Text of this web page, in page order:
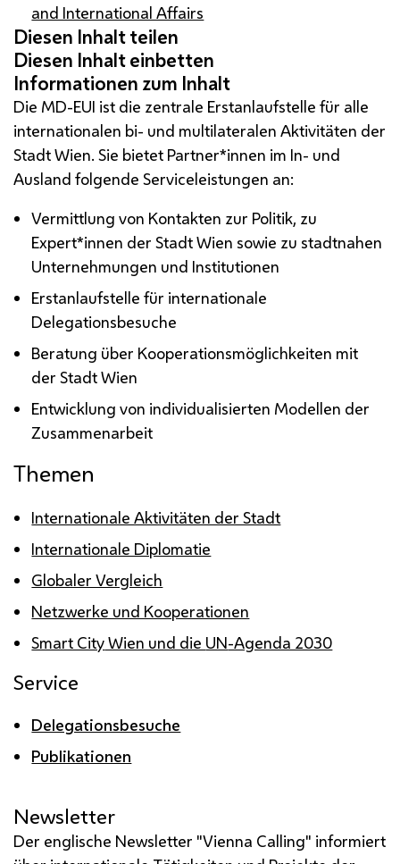
and International Affairs
Die MD-EUI ist die zentrale Erstanlaufstelle für alle
internationalen bi- und multilateralen Aktivitäten der
Stadt Wien. Sie bietet Partner*innen im In- und
Ausland folgende Serviceleistungen an:
Vermittlung von Kontakten zur Politik, zu
Expert*innen der Stadt Wien sowie zu stadtnahen
Unternehmungen und Institutionen
Erstanlaufstelle für internationale
Delegationsbesuche
Beratung über Kooperationsmöglichkeiten mit
der Stadt Wien
Entwicklung von individualisierten Modellen der
Zusammenarbeit
Themen
Internationale Aktivitäten der Stadt
Internationale Diplomatie
Globaler Vergleich
Netzwerke und Kooperationen
Smart CityWien und die UN-Agenda 2030
Service
Delegationsbesuche
Publikationen
Newsletter
Der englische Newsletter "Vienna Calling" informiert